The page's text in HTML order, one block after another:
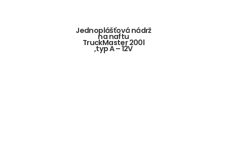
Jednoplášťová nádrž
na naftu
TruckMaster 200l
,typ A – 12V